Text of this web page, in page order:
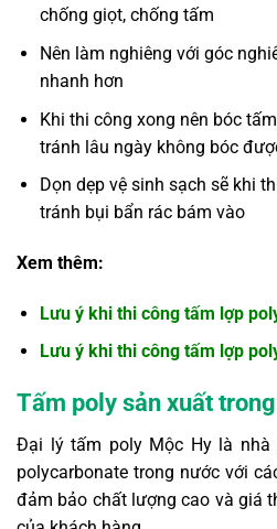
chống giọt, chống tấm
Nên làm nghiêng với góc
nhanh hơn
Khi thi công xong nên bóc
tránh lâu ngày không bóc
Dọn dẹp vệ sinh sạch sẽ khi
tránh bụi bẩn rác bám vào
Xem thêm:
Lưu ý khi thi công tấm lợp
Lưu ý khi thi công tấm lợp
Tấm poly sản xuất
Đại lý tấm poly Mộc Hy là nhà
polycarbonate trong nước với
đảm bảo chất lượng cao và giá